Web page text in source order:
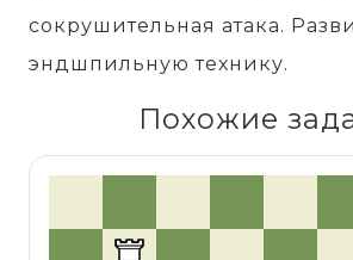
сокрушительная атака.
эндшпильную технику.
Похожие